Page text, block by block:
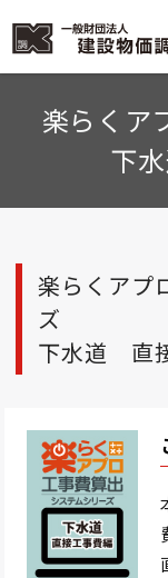
楽らくア
下
楽らくアプ
ズ
下水道 直